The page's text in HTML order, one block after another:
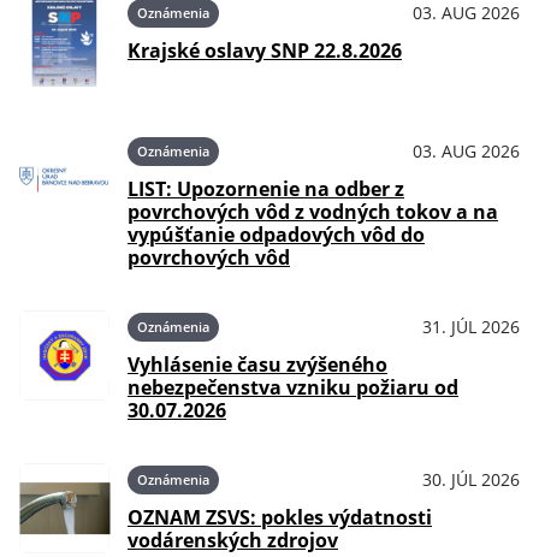
Oznámenia 03. AUG 2026
Krajské oslavy SNP 22.8.2026
Oznámenia 03. AUG 2026
LIST: Upozornenie na odber z
povrchových vôd z vodných tokov a na
vypúšťanie odpadových vôd do
povrchových vôd
Oznámenia 31. JÚL 2026
Vyhlásenie času zvýšeného
nebezpečenstva vzniku požiaru od
30.07.2026
Oznámenia 30. JÚL 2026
OZNAM ZSVS: pokles výdatnosti
vodárenských zdrojov